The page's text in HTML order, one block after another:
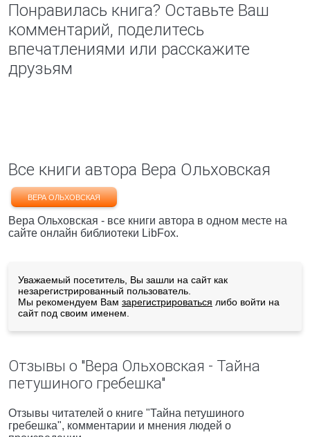
Понравилась книга? Оставьте Ваш
комментарий, поделитесь
впечатлениями или расскажите
друзьям
Все книги автора Вера Ольховская
ВЕРА ОЛЬХОВСКАЯ
Вера Ольховская - все книги автора в одном месте на
сайте онлайн библиотеки LibFox.
Уважаемый посетитель, Вы зашли на сайт как
незарегистрированный пользователь.
Мы рекомендуем Вам зарегистрироваться либо войти на
сайт под своим именем.
Отзывы о "Вера Ольховская - Тайна
петушиного гребешка"
Отзывы читателей о книге "Тайна петушиного
гребешка", комментарии и мнения людей о